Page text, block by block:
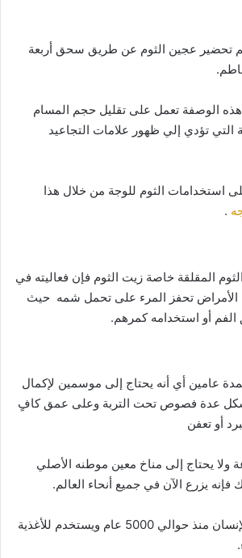
تحضير عجين الثوم عن طريق سحق أربعة
هذه الوصفة تعمل على تقليل حجم المسام
التي تؤدي إلي ظهور علامات التجاعيد
استخدامات الثوم للوجة من خلال هذا
.
المقلقة خاصة زيت الثوم فإن فعاليته في
الأمراض تحفز المرء على تحمل شمه حيث
أو استخدامه كمرهم.
عامين أي أنه يحتاج إلى موسمين لإكمال
عدة فصوص تحت التربة وعلى عمق كافٍ
أو تعفن
ولا يحتاج إلى مناخ معين موطنه الأصلي
يزرع الآن في جميع أنحاء العالم.
كان معروفًا من قبل الإنسان منذ حوالي 5000 عام ويستخدم للأغذية